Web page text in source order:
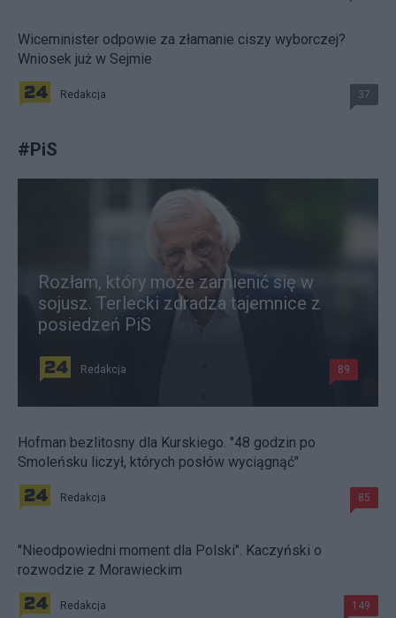
Wiceminister odpowie za złamanie ciszy wyborczej?
Wniosek już w Sejmie
Redakcja 37
#PiS
Rozłam, który może zamienić się w
sojusz. Terlecki zdradza tajemnice z
posiedzeń PiS
Redakcja 89
Hofman bezlitosny dla Kurskiego. "48 godzin po
Smoleńsku liczył, których posłów wyciągnąć"
Redakcja 85
"Nieodpowiedni moment dla Polski". Kaczyński o
rozwodzie z Morawieckim
Redakcja 149